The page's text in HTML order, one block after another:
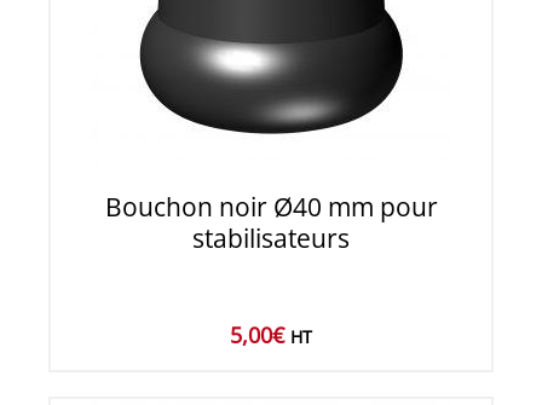
Bouchon noir Ø40 mm pour
stabilisateurs
5,00€ HT